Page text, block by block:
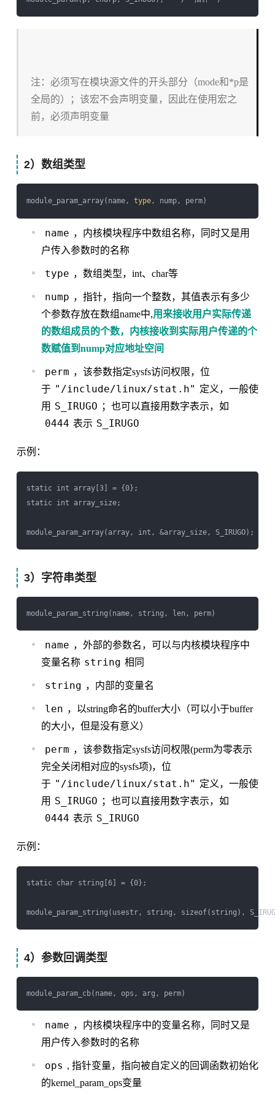
注：必须写在模块源文件的开头部分（mode和*p是
全局的）；该宏不会声明变量，因此在使用宏之
前，必须声明变量
2）数组类型
module_param_array(name, type
name ，内核模块程序中数组名称，同时又是用
户传入参数时的名称
type ，数组类型，int、char等
nump ，指针，指向一个整数，其值表示有多少
个参数存放在数组name中,用来接收用户实际传递
的数组成员的个数，内核接收到实际用户传递的个
数赋值到nump对应地址空间
perm ，该参数指定sysfs访问权限，位
于 "/include/linux/stat.h" 定义，一般使
用 S_IRUGO ；也可以直接用数字表示，如
0444 表示 S_IRUGO
示例：
static int array[3] = {0};
static int array_size;
3）字符串类型
name ，外部的参数名，可以与内核模块程序中
变量名称 string 相同
string ，内部的变量名
len ，以string命名的buffer大小（可以小于buffer
的大小，但是没有意义）
perm ，该参数指定sysfs访问权限(perm为零表示
完全关闭相对应的sysfs项)，位
于 "/include/linux/stat.h" 定义，一般使
用 S_IRUGO ；也可以直接用数字表示，如
0444 表示 S_IRUGO
示例：
static char string[6] = {0};
4）参数回调类型
name ，内核模块程序中的变量名称，同时又是
用户传入参数时的名称
ops , 指针变量，指向被自定义的回调函数初始化
的kernel_param_ops变量